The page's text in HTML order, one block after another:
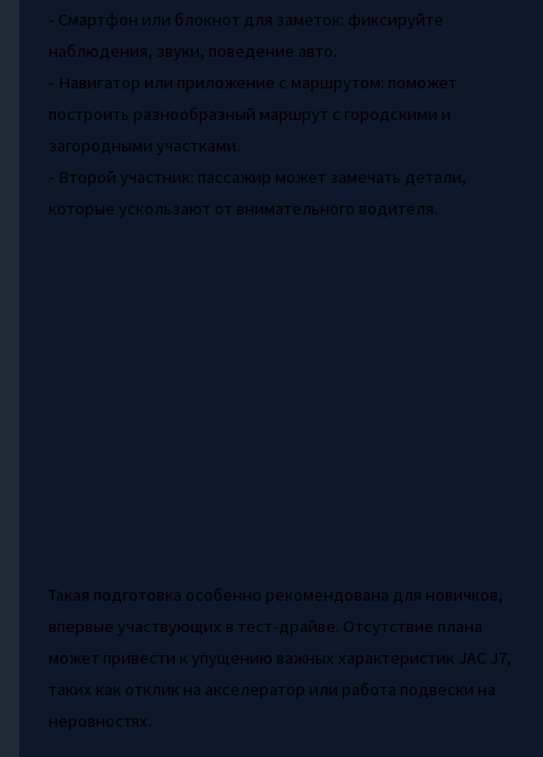
- Смартфон или блокнот для заметок: фиксируйте
наблюдения, звуки, поведение авто.
- Навигатор или приложение с маршрутом: поможет
построить разнообразный маршрут с городскими и
загородными участками.
- Второй участник: пассажир может замечать детали,
которые ускользают от внимательного водителя.
Такая подготовка особенно рекомендована для новичков,
впервые участвующих в тест-драйве. Отсутствие плана
может привести к упущению важных характеристик JAC J7,
таких как отклик на акселератор или работа подвески на
неровностях.